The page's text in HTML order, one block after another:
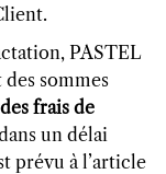
PASTEL
sommes
frais de
un délai
prévu à l’article